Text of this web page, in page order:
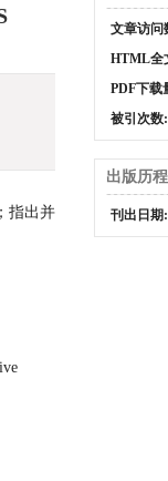
指出并
文章访问
HTML全
PDF下载
被引次
出版历程
刊出日期: